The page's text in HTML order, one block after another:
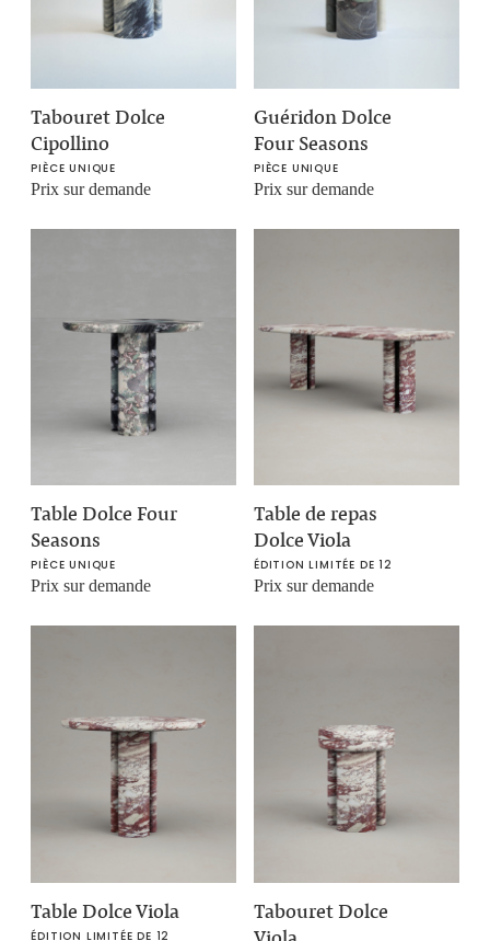
Tabouret Dolce
Cipollino
PIÈCE UNIQUE
Prix sur demande
Guéridon Dolce
Four Seasons
PIÈCE UNIQUE
Prix sur demande
Table Dolce Four
Seasons
PIÈCE UNIQUE
Prix sur demande
Table de repas
Dolce Viola
ÉDITION LIMITÉE DE 12
Prix sur demande
Table Dolce Viola
ÉDITION LIMITÉE DE 12
Tabouret Dolce